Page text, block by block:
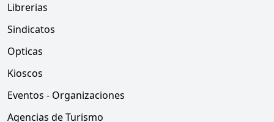
Librerias
Sindicatos
Opticas
Kioscos
Eventos - Organizaciones
Agencias de Turismo